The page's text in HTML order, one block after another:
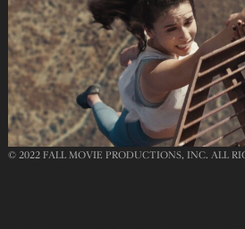
© 2022 FALL MOVIE PRODUCTIONS, INC. ALL